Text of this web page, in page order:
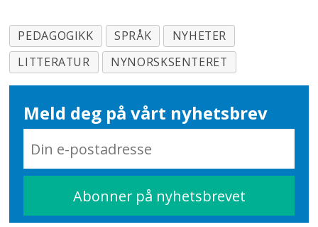
PEDAGOGIKK SPRÅK
NYHETER
LITTERATUR
NYNORSKSENTERET
Meld deg på vårt nyhetsbrev